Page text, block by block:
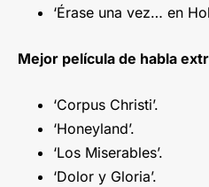
‘Érase una vez… en
Mejor película de habla
‘Corpus Christi’.
‘Honeyland’.
‘Los Miserables’.
‘Dolor y Gloria’.